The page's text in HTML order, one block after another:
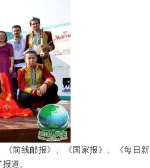
前线邮报》、《国家报》、《每日新
道。